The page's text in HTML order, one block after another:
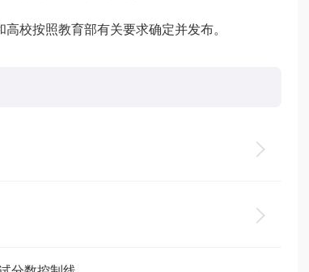
校按照教育部有关要求确定并发布。